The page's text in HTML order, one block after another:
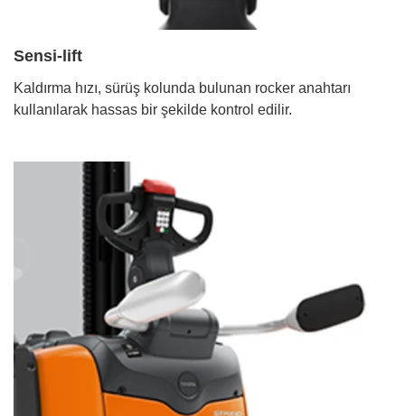
Sensi-lift
Kaldırma hızı, sürüş kolunda bulunan rocker anahtarı
kullanılarak hassas bir şekilde kontrol edilir.